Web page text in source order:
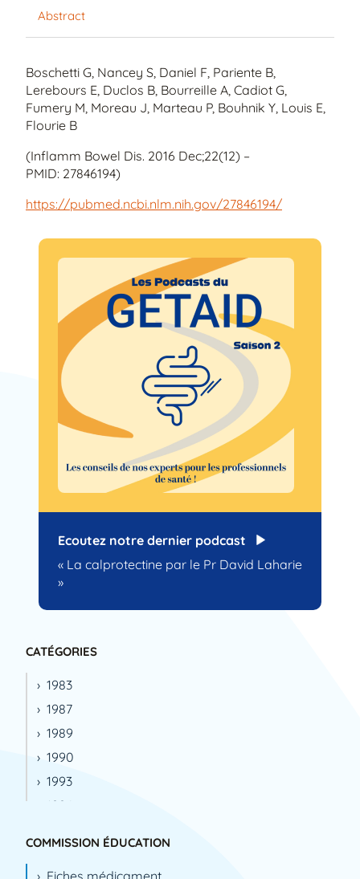
Abstract
Boschetti G, Nancey S, Daniel F, Pariente B,
Lerebours E, Duclos B, Bourreille A, Cadiot G,
Fumery M, Moreau J, Marteau P, Bouhnik Y, Louis E,
Flourie B
(Inflamm Bowel Dis. 2016 Dec;22(12) –
PMID: 27846194)
https://pubmed.ncbi.nlm.nih.gov/27846194/
Ecoutez notre dernier podcast
« La calprotectine par le Pr David Laharie
»
CATÉGORIES
1983
1987
1989
1990
1993
1994
COMMISSION ÉDUCATION
Fiches médicament